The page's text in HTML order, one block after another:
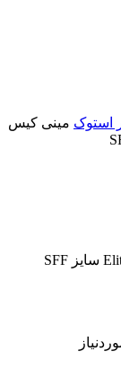
استوک مینی کیس